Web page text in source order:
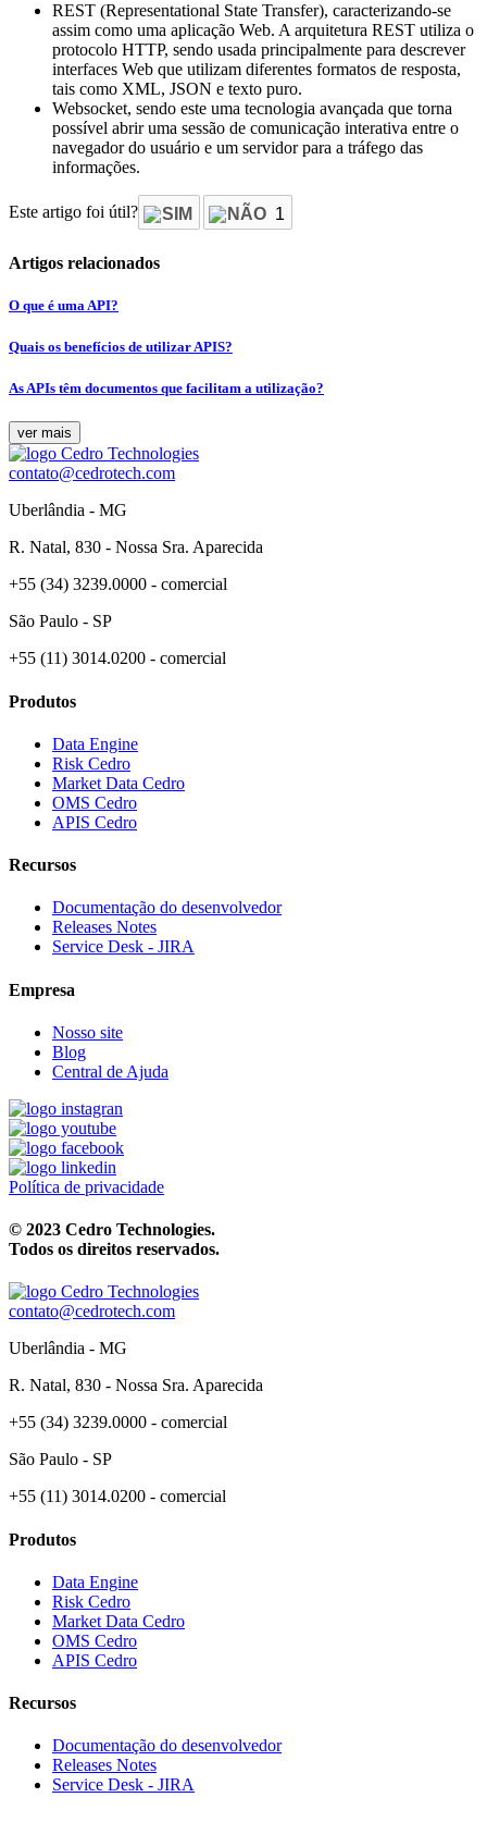
REST (Representational State Transfer), caracterizando-se
assim como uma aplicação Web. A arquitetura REST utiliza o
protocolo HTTP, sendo usada principalmente para descrever
interfaces Web que utilizam diferentes formatos de resposta,
tais como XML, JSON e texto puro.
Websocket, sendo este uma tecnologia avançada que torna
possível abrir uma sessão de comunicação interativa entre o
navegador do usuário e um servidor para a tráfego das
informações.
Este artigo foi útil? SIM NÃO 1
Artigos relacionados
O que é uma API?
Quais os benefícios de utilizar APIS?
As APIs têm documentos que facilitam a utilização?
ver mais
contato@cedrotech.com
Uberlândia - MG
R. Natal, 830 - Nossa Sra. Aparecida
+55 (34) 3239.0000 - comercial
São Paulo - SP
+55 (11) 3014.0200 - comercial
Produtos
Data Engine
Risk Cedro
Market Data Cedro
OMS Cedro
APIS Cedro
Recursos
Documentação do desenvolvedor
Releases Notes
Service Desk - JIRA
Empresa
Nosso site
Blog
Central de Ajuda
Política de privacidade
© 2023 Cedro Technologies.
Todos os direitos reservados.
contato@cedrotech.com
Uberlândia - MG
R. Natal, 830 - Nossa Sra. Aparecida
+55 (34) 3239.0000 - comercial
São Paulo - SP
+55 (11) 3014.0200 - comercial
Produtos
Data Engine
Risk Cedro
Market Data Cedro
OMS Cedro
APIS Cedro
Recursos
Documentação do desenvolvedor
Releases Notes
Service Desk - JIRA